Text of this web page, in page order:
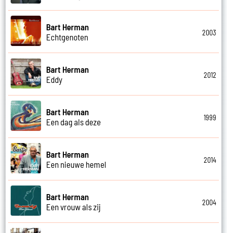
Bart Herman
Echtgenoten
2003
Bart Herman
Eddy
2012
Bart Herman
Een dag als deze
1999
Bart Herman
Een nieuwe hemel
2014
Bart Herman
Een vrouw als zij
2004